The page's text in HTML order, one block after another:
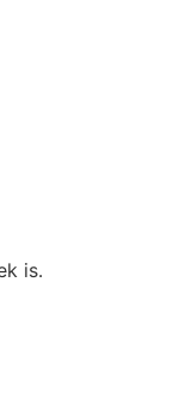
is.